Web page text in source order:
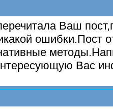
Ваш
ошибки.Пост
Вас